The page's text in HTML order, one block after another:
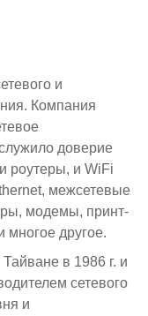
и
Компания
доверие
роутеры, и WiFi
межсетевые
модемы, принт-
другое.
в 1986 г. и
сетевого
и